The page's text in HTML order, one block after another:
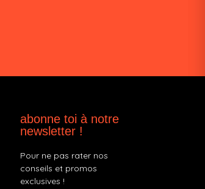
abonne toi à notre
newsletter !
Pour ne pas rater nos
conseils et promos
exclusives !